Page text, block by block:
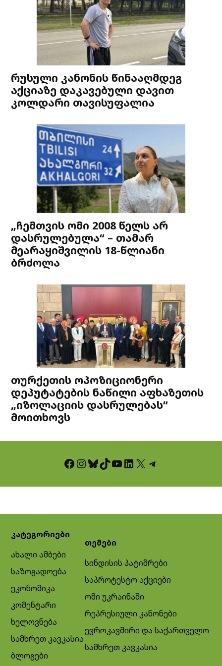
რუსული კანონის წინააღმდეგ
აქციაზე დაკავებული დავით
კოლდარი თავისუფალია
„ჩემთვის ომი 2008 წელს არ
დასრულებულა“ – თამარ
მეარაყიშვილის 18-წლიანი
ბრძოლა
თურქეთის ოპოზიციონერი
დეპუტატების ნაწილი აფხაზეთის
„იზოლაციის დასრულებას“
მოითხოვს
Facebook InstagramBluesky TikTok YouTube LinkedIn X Telegram
კატეგორიები
ახალი ამბები
საზოგადოება
ეკონომიკა
კომენტარი
ხელოვნება
სამხრეთ კავკასია
ბლოგები
თემები
სინდისის პატიმრები
საპროტესტო აქციები
ომი უკრაინაში
რეპრესიული კანონები
ევროკავშირი და საქართველო
სამხრეთ კავკასია